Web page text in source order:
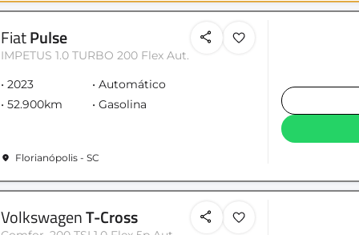
FiatPulse
IMPETUS 1.0 TURBO 200 Flex Aut.
2023
Automático
52.900km
Gasolina
Florianópolis - SC
VolkswagenT-Cross